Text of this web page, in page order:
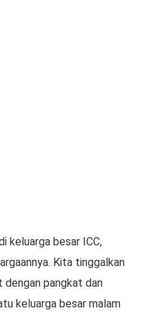
keluarga besar ICC,
Kita tinggalkan
dengan pangkat dan
keluarga besar malam